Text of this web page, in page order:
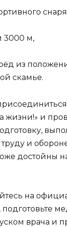
3000 м,
из
скамье.
жизни!» и
и
достойны
на
врача и